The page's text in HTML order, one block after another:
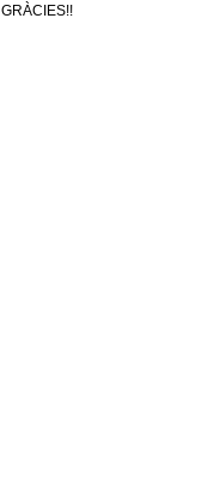
GRÀCIES!!